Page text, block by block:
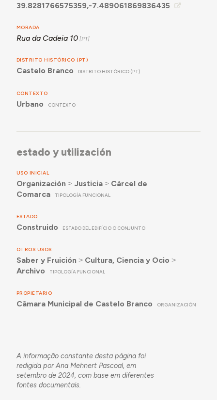
39.8281766575359,-7.489061869836435
MORADA
Rua da Cadeia 10
DISTRITO HISTÓRICO (PT)
Castelo Branco DISTRITO HISTÓRICO (PT)
CONTEXTO
Urbano CONTEXTO
estado y utilización
USO INICIAL
Organización ˃ Justicia˃ Cárcel de
Comarca
TIPOLOGÍA FUNCIONAL
ESTADO
Construido ESTADO DEL EDIFÍCIO O CONJUNTO
OTROS USOS
Saber y Fruición ˃ Cultura, Ciencia y Ocio ˃
Archivo
TIPOLOGÍA FUNCIONAL
PROPIETARIO
Câmara Municipal de Castelo Branco ORGANIZACIÓN
A informação constante desta página foi
redigida por Ana Mehnert Pascoal, em
setembro de 2024, com base em diferentes
fontes documentais.